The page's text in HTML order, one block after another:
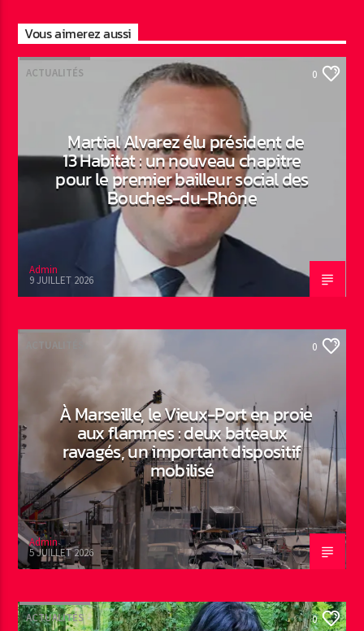
Vous aimerez aussi
ACTUALITÉS 0
Martial Alvarez élu président de
13 Habitat : un nouveau chapitre
pour le premier bailleur social des
Bouches-du-Rhône
Admin
9 JUILLET 2026
ACTUALITÉS 0
À Marseille, le Vieux-Port en proie
aux flammes : deux bateaux
ravagés, un important dispositif
mobilisé
Admin
5 JUILLET 2026
ACTUALITÉS 0